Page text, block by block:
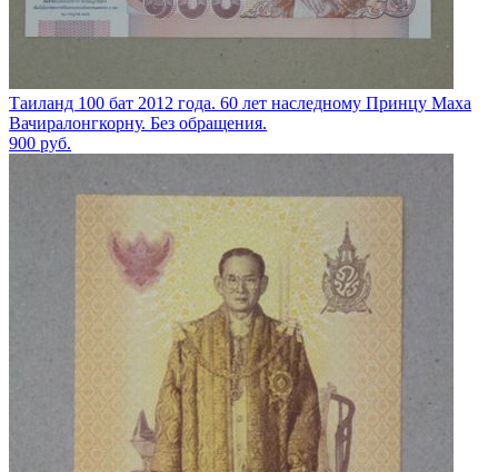
Таиланд 100 бат 2012 года. 60 лет наследному Принцу Маха
Вачиралонгкорну. Без обращения.
900 руб.